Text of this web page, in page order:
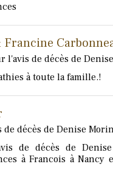
l'avis de décès de
à toute la famille.!
décès de Denise
de décès de
à Francois à Nancy